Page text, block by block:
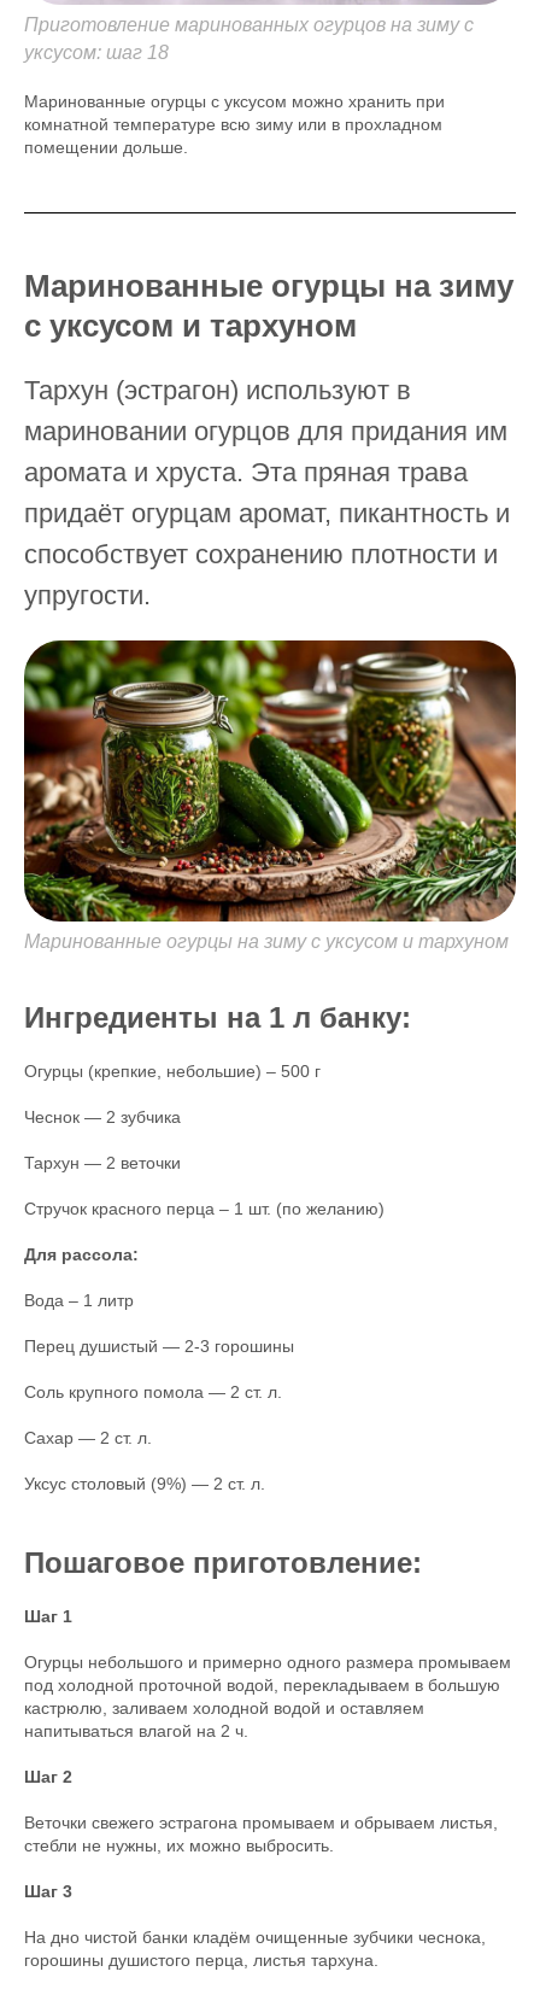
Приготовление маринованных огурцов на зиму с
уксусом: шаг 18
Маринованные огурцы с уксусом можно хранить при
комнатной температуре всю зиму или в прохладном
помещении дольше.
Маринованные огурцы на зиму
с уксусом и тархуном
Тархун (эстрагон) используют в
мариновании огурцов для придания им
аромата и хруста. Эта пряная трава
придаёт огурцам аромат, пикантность и
способствует сохранению плотности и
упругости.
Маринованные огурцы на зиму с уксусом и тархуном
Ингредиенты на 1 л банку:
Огурцы (крепкие, небольшие) – 500 г
Чеснок — 2 зубчика
Тархун — 2 веточки
Стручок красного перца – 1 шт. (по желанию)
Для рассола:
Вода – 1 литр
Перец душистый — 2-3 горошины
Соль крупного помола — 2 ст. л.
Сахар — 2 ст. л.
Уксус столовый (9%) — 2 ст. л.
Пошаговое приготовление:
Шаг 1
Огурцы небольшого и примерно одного размера промываем
под холодной проточной водой, перекладываем в большую
кастрюлю, заливаем холодной водой и оставляем
напитываться влагой на 2 ч.
Шаг 2
Веточки свежего эстрагона промываем и обрываем листья,
стебли не нужны, их можно выбросить.
Шаг 3
На дно чистой банки кладём очищенные зубчики чеснока,
горошины душистого перца, листья тархуна.